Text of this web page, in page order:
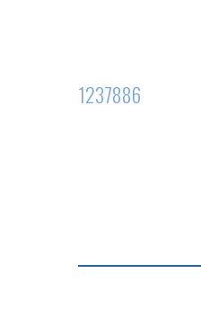
1237886